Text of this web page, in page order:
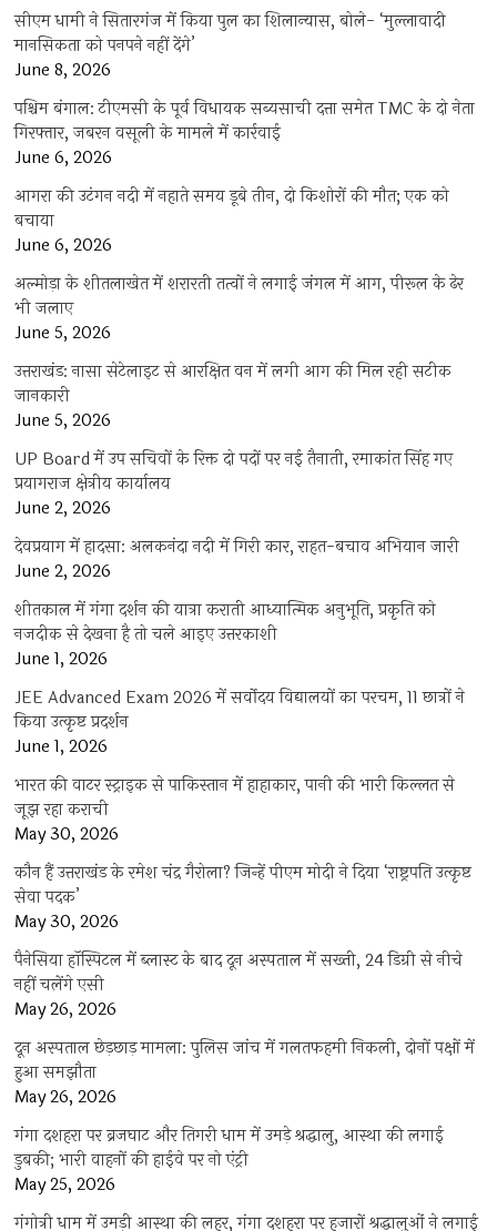
सीएम धामी ने सितारगंज में किया पुल का शिलान्यास, बोले- ‘मुल्लावादी
मानसिकता को पनपने नहीं देंगे’
June 8, 2026
पश्चिम बंगाल: टीएमसी के पूर्व विधायक सब्यसाची दत्ता समेत TMC के दो नेता
गिरफ्तार, जबरन वसूली के मामले में कार्रवाई
June 6, 2026
आगरा की उटंगन नदी में नहाते समय डूबे तीन, दो किशोरों की मौत; एक को
बचाया
June 6, 2026
अल्मोड़ा के शीतलाखेत में शरारती तत्वों ने लगाई जंगल में आग, पीरूल के ढेर
भी जलाए
June 5, 2026
उत्तराखंड: नासा सेटेलाइट से आरक्षित वन में लगी आग की मिल रही सटीक
जानकारी
June 5, 2026
UP Board में उप सचिवों के रिक्त दो पदों पर नई तैनाती, रमाकांत सिंह गए
प्रयागराज क्षेत्रीय कार्यालय
June 2, 2026
देवप्रयाग में हादसा: अलकनंदा नदी में गिरी कार, राहत-बचाव अभियान जारी
June 2, 2026
शीतकाल में गंगा दर्शन की यात्रा कराती आध्यात्मिक अनुभूति, प्रकृति को
नजदीक से देखना है तो चले आइए उत्तरकाशी
June 1, 2026
JEE Advanced Exam 2026 में सर्वोदय विद्यालयों का परचम, 11 छात्रों ने
किया उत्कृष्ट प्रदर्शन
June 1, 2026
भारत की वाटर स्ट्राइक से पाकिस्तान में हाहाकार, पानी की भारी किल्लत से
जूझ रहा कराची
May 30, 2026
कौन हैं उत्तराखंड के रमेश चंद्र गैरोला? जिन्हें पीएम मोदी ने दिया ‘राष्ट्रपति उत्कृष्ट
सेवा पदक’
May 30, 2026
पैनेसिया हॉस्पिटल में ब्लास्ट के बाद दून अस्पताल में सख्ती, 24 डिग्री से नीचे
नहीं चलेंगे एसी
May 26, 2026
दून अस्पताल छेड़छाड़ मामला: पुलिस जांच में गलतफहमी निकली, दोनों पक्षों में
हुआ समझौता
May 26, 2026
गंगा दशहरा पर ब्रजघाट और तिगरी धाम में उमड़े श्रद्धालु, आस्था की लगाई
डुबकी; भारी वाहनों की हाईवे पर नो एंट्री
May 25, 2026
गंगोत्री धाम में उमड़ी आस्था की लहर, गंगा दशहरा पर हजारों श्रद्धालुओं ने लगाई